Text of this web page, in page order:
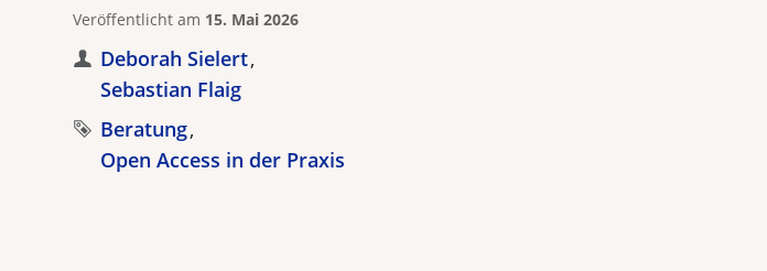
Veröffentlicht am 15. Mai 2026
Deborah Sielert
Sebastian Flaig
Beratung
Open Access in der Praxis